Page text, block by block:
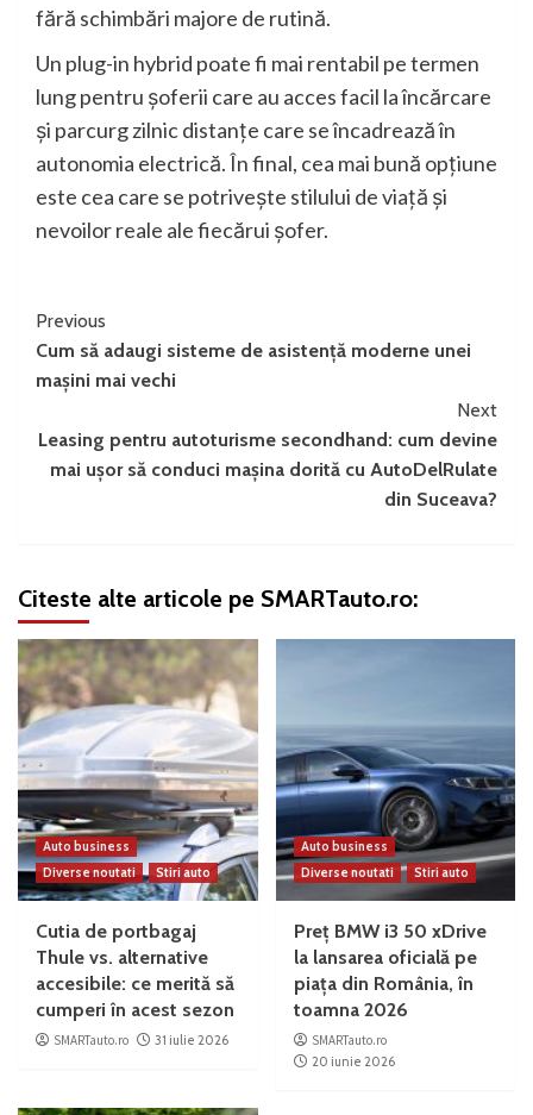
fără schimbări majore de rutină.
Un plug-in hybrid poate fi mai rentabil pe termen
lung pentru șoferii care au acces facil la încărcare
și parcurg zilnic distanțe care se încadrează în
autonomia electrică. În final, cea mai bună opțiune
este cea care se potrivește stilului de viață și
nevoilor reale ale fiecărui șofer.
Continue
Reading
Previous
Cum să adaugi sisteme de asistență moderne unei
mașini mai vechi
Next
Leasing pentru autoturisme secondhand: cum devine
mai ușor să conduci mașina dorită cu AutoDelRulate
din Suceava?
Citeste alte articole pe SMARTauto.ro:
Auto business
Diverse noutati
Stiri auto
Cutia de portbagaj
Thule vs. alternative
accesibile: ce merită să
cumperi în acest sezon
SMARTauto.ro 31 iulie 2026
Auto business
Diverse noutati
Stiri auto
Preț BMW i3 50 xDrive
la lansarea oficială pe
piața din România, în
toamna 2026
SMARTauto.ro
20 iunie 2026